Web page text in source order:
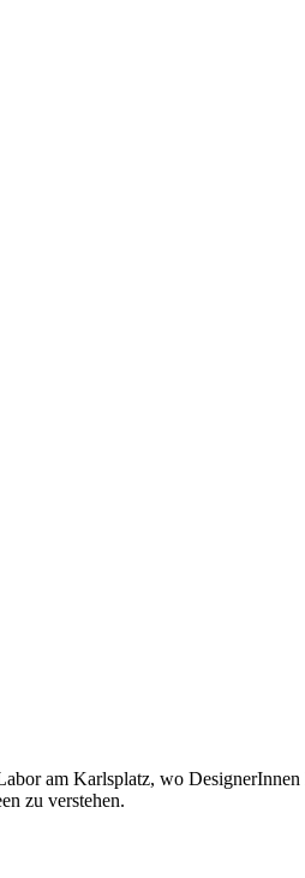
am Karlsplatz, wo
zu verstehen.